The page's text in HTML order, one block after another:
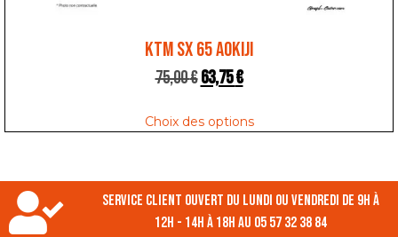
KTM SX 65 AOKIJI
75,00€63,75€
Choix des options
Service client ouvert du lundi ou vendredi de 9h à
12h - 14h à 18h au 05 57 32 38 84